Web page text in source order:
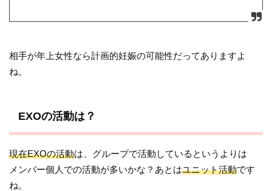
相手が年上女性なら計画的妊娠の可能性だってありますよ
ね。
EXOの活動は？
現在EXOの活動は、グループで活動しているというよりは
メンバー個人での活動が多いかな？あとはユニット活動です
ね。